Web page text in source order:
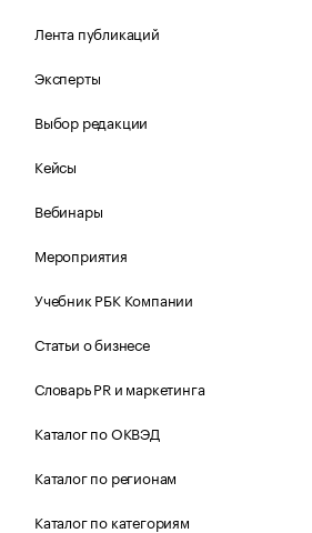
Лента публикаций
Эксперты
Выбор редакции
Кейсы
Вебинары
Мероприятия
Учебник РБК Компании
Статьи о бизнесе
Словарь PR и маркетинга
Каталог по ОКВЭД
Каталог по регионам
Каталог по категориям